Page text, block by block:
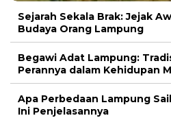
Sejarah Sekala Brak: Jejak
Budaya Orang Lampung
Begawi Adat Lampung:
Perannya dalam Kehidupan
Apa Perbedaan Lampung
Ini Penjelasannya